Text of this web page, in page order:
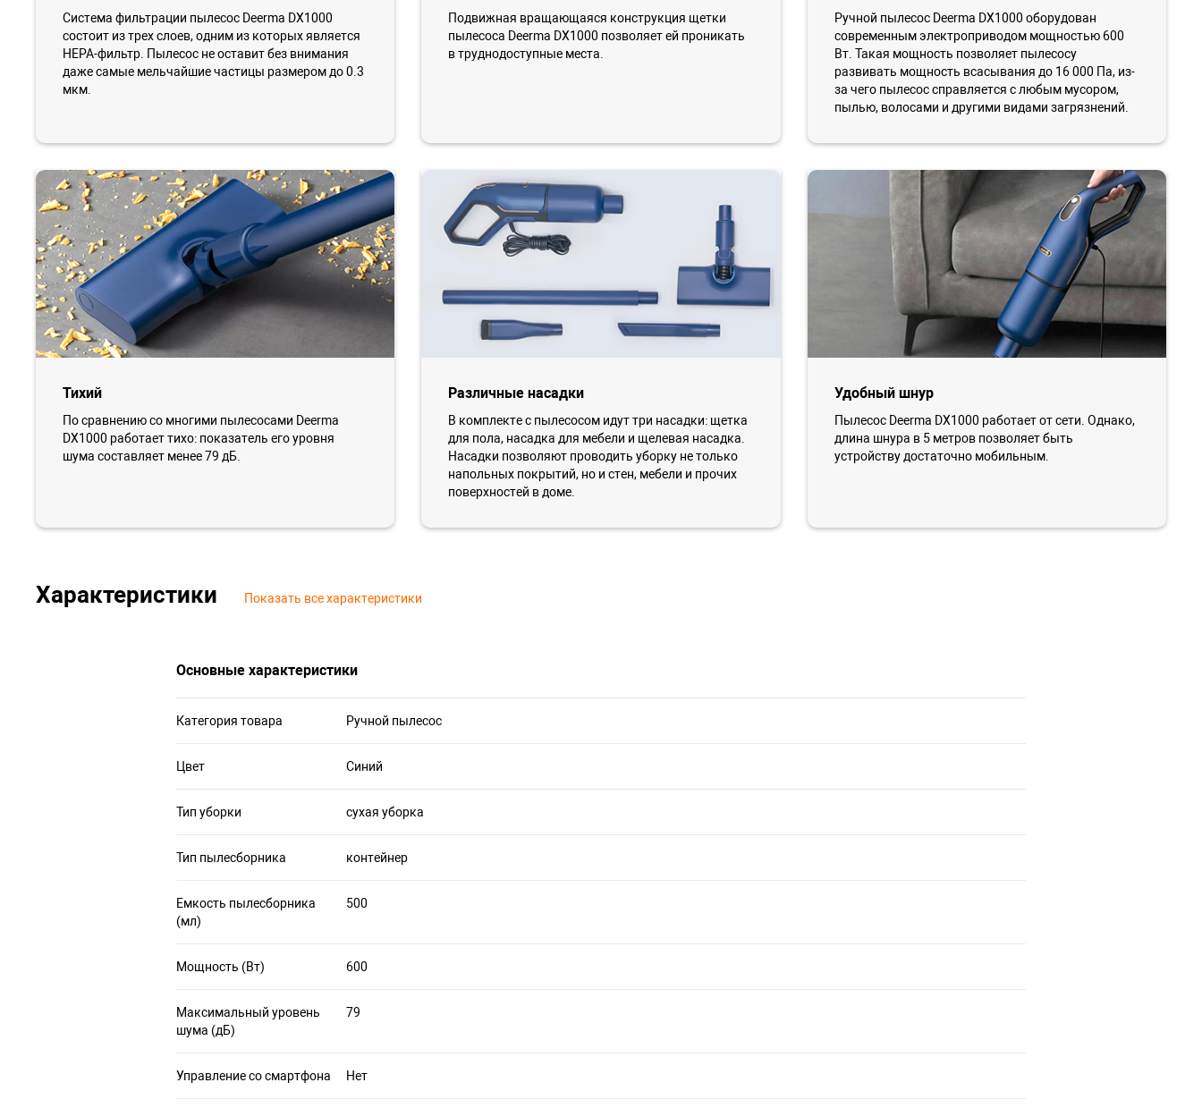
Система фильтрации пылесос Deerma DX1000
состоит из трех слоев, одним из которых является
HEPA-фильтр. Пылесос не оставит без внимания
даже самые мельчайшие частицы размером до 0.3
мкм.
Подвижная вращающаяся конструкция щетки
пылесоса Deerma DX1000 позволяет ей проникать
в труднодоступные места.
Ручной пылесос Deerma DX1000 оборудован
современным электроприводом мощностью 600
Вт. Такая мощность позволяет пылесосу
развивать мощность всасывания до 16 000 Па, из-
за чего пылесос справляется с любым мусором,
пылью, волосами и другими видами загрязнений.
Тихий
По сравнению со многими пылесосами Deerma
DX1000 работает тихо: показатель его уровня
шума составляет менее 79 дБ.
Различные насадки
В комплекте с пылесосом идут три насадки: щетка
для пола, насадка для мебели и щелевая насадка.
Насадки позволяют проводить уборку не только
напольных покрытий, но и стен, мебели и прочих
поверхностей в доме.
Удобный шнур
Пылесос Deerma DX1000 работает от сети. Однако,
длина шнура в 5 метров позволяет быть
устройству достаточно мобильным.
Характеристики Показать все характеристики
Основные характеристики
Категория товара Ручной пылесос
Цвет Синий
Тип уборки сухая уборка
Тип пылесборника контейнер
Емкость пылесборника
(мл)
500
Мощность (Вт) 600
Максимальный уровень
шума (дБ)
79
Управление со смартфона Нет